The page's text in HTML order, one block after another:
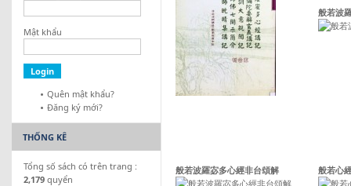
般若波
般若波羅宓多心經非台頌解 般若心
Mật khẩu
Quên mật khẩu?
Đăng ký mới?
THỐNG KÊ
Tổng số sách có trên trang :
2,179 quyển